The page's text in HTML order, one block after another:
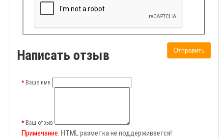
Отправить
Написать отзыв
Ваше имя
Ваш отзыв
Примечание: HTML разметка не поддерживается!